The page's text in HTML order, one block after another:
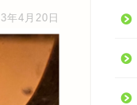
年4月20日